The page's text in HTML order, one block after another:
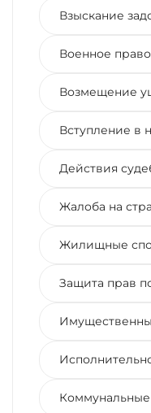
Взыскание
Военное право
Возмещение
Вступление в
Действия
Жалоба на
Жилищные
Защита прав